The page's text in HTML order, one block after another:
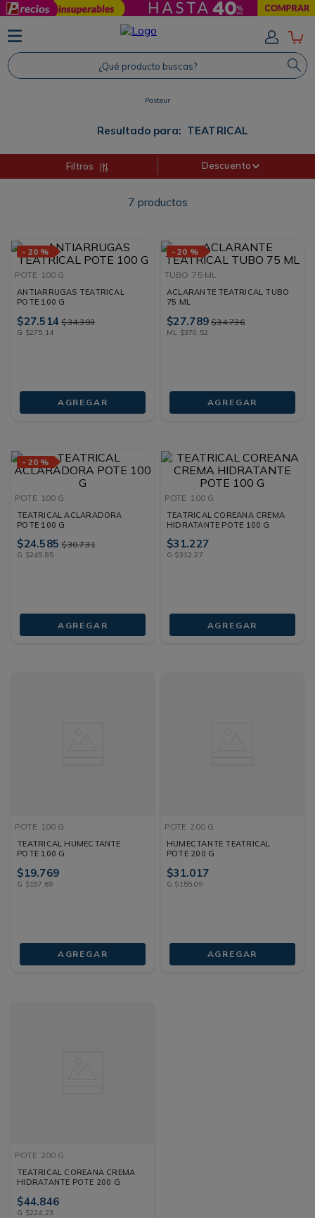
¿Qué producto buscas?
Pasteur
Resultado para: TEATRICAL
Filtros Descuento
7 productos
- 20 %
POTE 100 G
ANTIARRUGAS TEATRICAL
POTE 100 G
$27.514 $34.393
G $275 14
AGREGAR
- 20 %
TUBO 75 ML
ACLARANTE TEATRICAL TUBO
75 ML
$27.789 $34.736
ML $370 52
AGREGAR
- 20 %
POTE 100 G
TEATRICAL ACLARADORA
POTE 100 G
$24.585 $30.731
G $245,85
AGREGAR
POTE 100 G
TEATRICAL COREANA CREMA
HIDRATANTE POTE 100 G
$31.227
G $312,27
AGREGAR
POTE 100 G
TEATRICAL HUMECTANTE
POTE 100 G
$19.769
G $197 69
AGREGAR
POTE 200 G
HUMECTANTE TEATRICAL
POTE 200 G
$31.017
G $155 ,09
AGREGAR
POTE 200 G
TEATRICAL COREANA CREMA
HIDRATANTE POTE 200 G
$44.846
G $224,23
TÉRMINOS MÁS BUSCADOS
1. Protector Solar
2. Shampoo